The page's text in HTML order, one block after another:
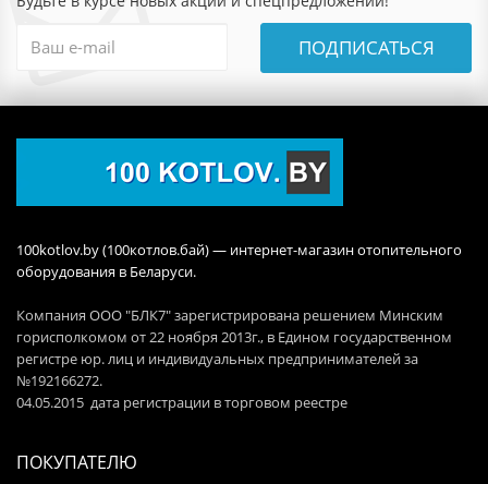
ПОДПИСАТЬСЯ
100kotlov.by (100котлов.бай) — интернет-магазин отопительного
оборудования в Беларуси.
Компания ООО "БЛК7" зарегистрирована решением Минским
горисполкомом от 22 ноября 2013г., в Едином государственном
регистре юр. лиц и индивидуальных предпринимателей за
№192166272.
04.05.2015 дата регистрации в торговом реестре
ПОКУПАТЕЛЮ